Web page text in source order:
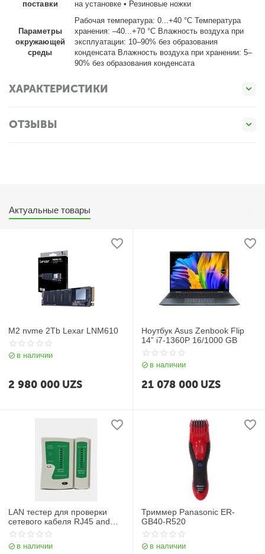
поставки на установке • Резиновые ножки
Параметры
окружающей
среды
Рабочая температура: 0...+40 °C Температура
хранения: –40...+70 °C Влажность воздуха при
эксплуатации: 10–90% без образования
конденсата Влажность воздуха при хранении: 5–
90% без образования конденсата
ХАРАКТЕРИСТИКИ
ОТЗЫВЫ
Актуальные товары
M2 nvme 2Tb Lexar LNM610
в наличии
2 980 000 UZS
Ноутбук Asus Zenbook Flip
14” i7-1360P 16/1000 GB
в наличии
21 078 000 UZS
LAN тестер для проверки
сетевого кабеля RJ45 and
RJ11
в наличии
Триммер Panasonic ER-
GB40-R520
в наличии